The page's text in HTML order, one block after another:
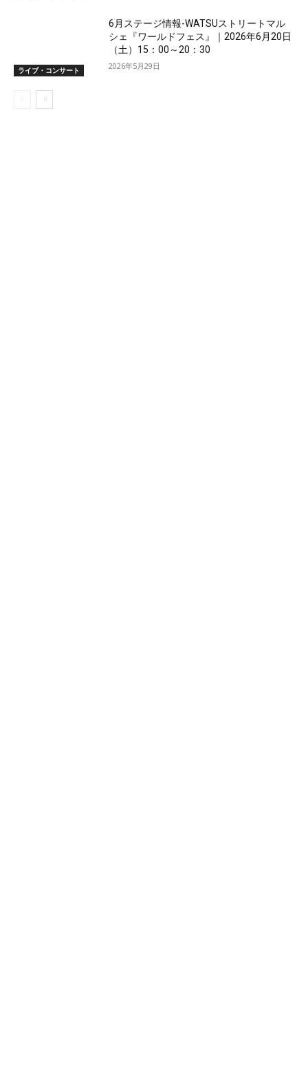
ライブ・コンサート
6月ステージ情報-WATSUストリートマル
シェ『ワールドフェス』｜2026年6月20日
（土）15：00～20：30
2026年5月29日